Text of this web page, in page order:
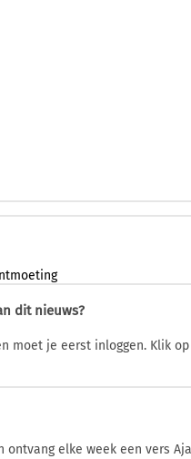
dit nieuws?
moet je eerst inloggen. Klik
ontvang elke week een vers